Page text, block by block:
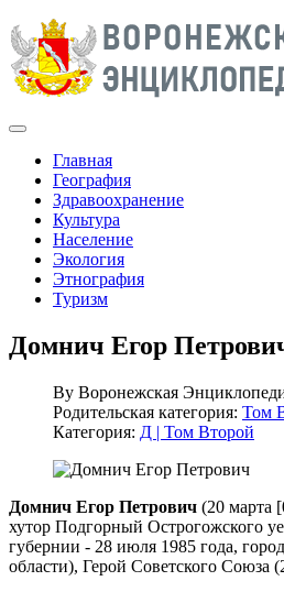
Главная
География
Здравоохранение
Культура
Население
Экология
Этнография
Туризм
Домнич Егор
By Воронежская
Родительская категория: Том
Категория: Д | Том Второй
Домнич Егор Петрович (20 марта
хутор Подгорный Острогожского
губернии - 28 июля 1985 года,
области), Герой Советского Союза